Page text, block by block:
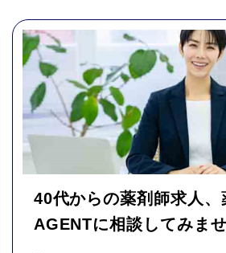
40代からの薬剤師求人、
AGENTに相談してみま